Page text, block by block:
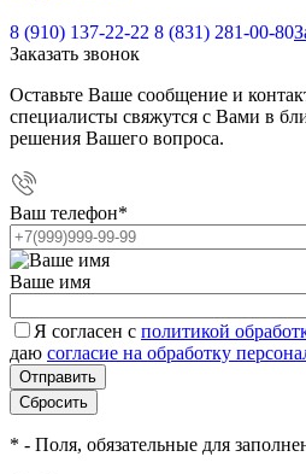
8 (910) 137-22-22 8 (831) 281-00-80
Заказать звонок
Оставьте Ваше сообщение и
специалисты свяжутся с Вами в
решения Вашего вопроса.
Ваш телефон*
Ваше имя
Я согласен с политикой
даю согласие на обработку
* - Поля, обязательные для